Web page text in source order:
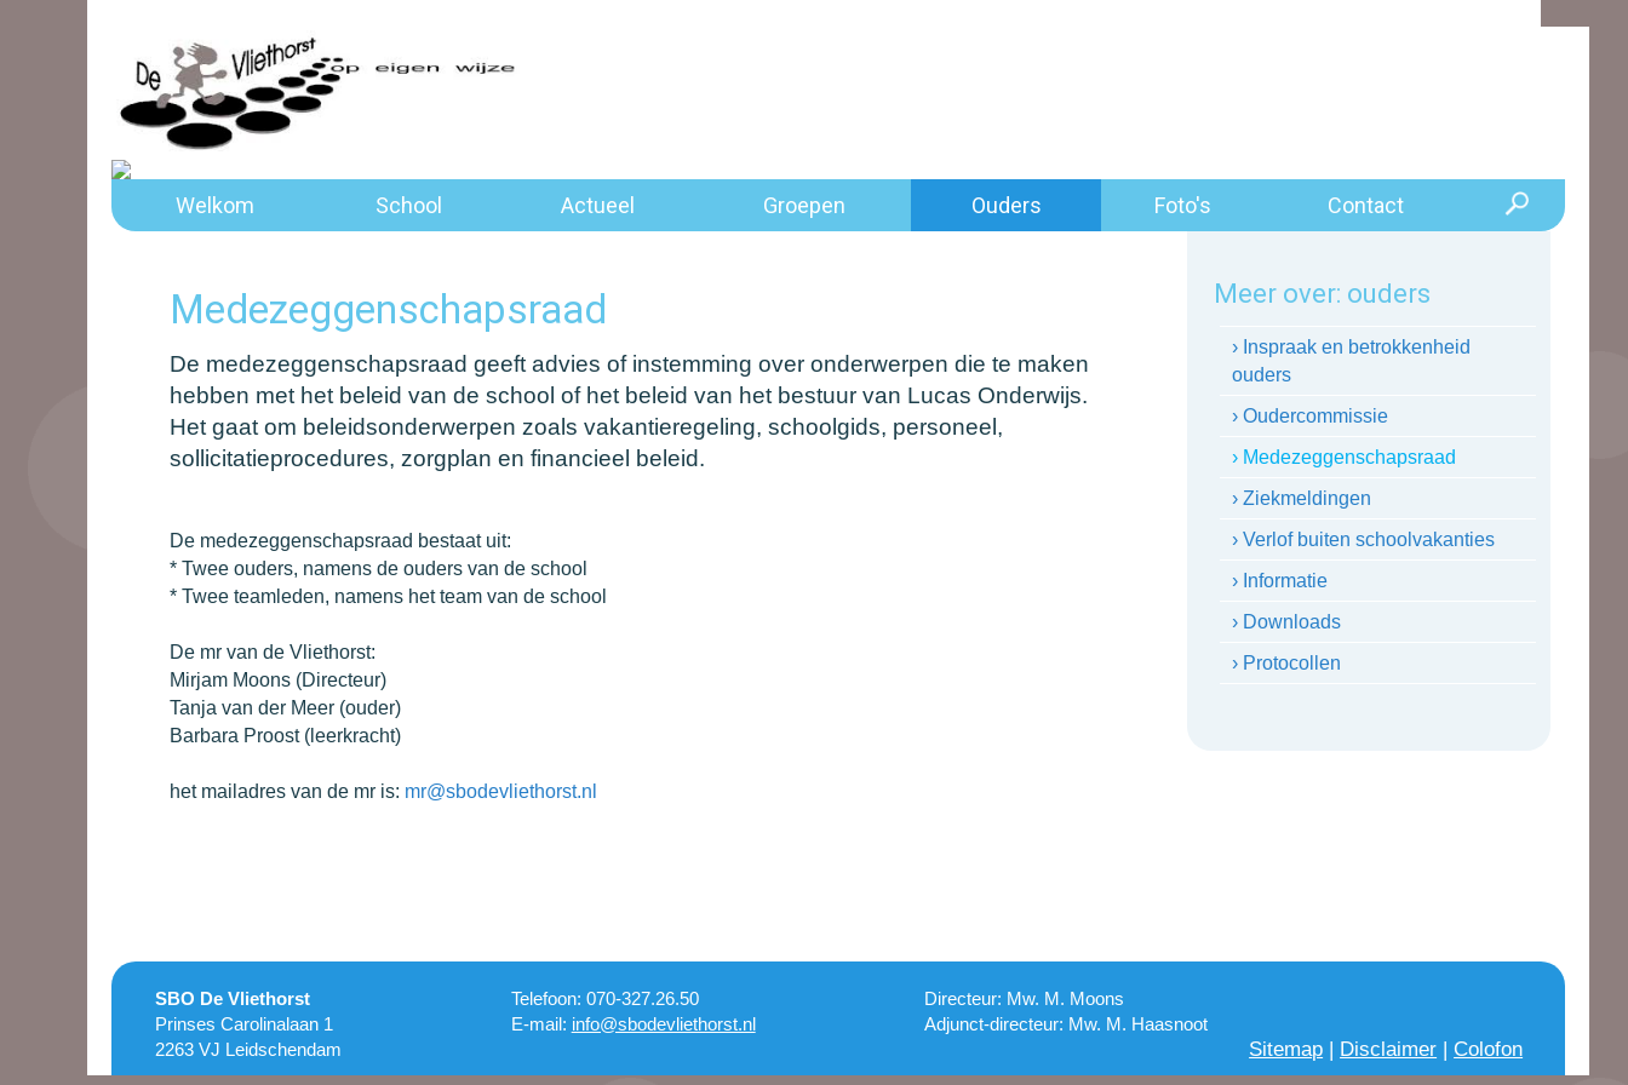
Welkom School Actueel Groepen Ouders Foto's Contact
Medezeggenschapsraad
De medezeggenschapsraad geeft advies of instemming over onderwerpen die te maken
hebben met het beleid van de school of het beleid van het bestuur van Lucas Onderwijs.
Het gaat om beleidsonderwerpen zoals vakantieregeling, schoolgids, personeel,
sollicitatieprocedures, zorgplan en financieel beleid.
De medezeggenschapsraad bestaat uit:
* Twee ouders, namens de ouders van de school
* Twee teamleden, namens het team van de school
De mr van de Vliethorst:
Mirjam Moons (Directeur)
Tanja van der Meer (ouder)
Barbara Proost (leerkracht)
het mailadres van de mr is: mr@sbodevliethorst.nl
Meer over: ouders
› Inspraak en betrokkenheid
ouders
› Oudercommissie
› Medezeggenschapsraad
› Ziekmeldingen
› Verlof buiten schoolvakanties
› Informatie
› Downloads
› Protocollen
SBO De Vliethorst
Prinses Carolinalaan 1
2263 VJ Leidschendam
Telefoon: 070-327.26.50
E-mail: info@sbodevliethorst.nl
Directeur: Mw. M. Moons
Adjunct-directeur: Mw. M. Haasnoot
Sitemap Disclaimer Colofon